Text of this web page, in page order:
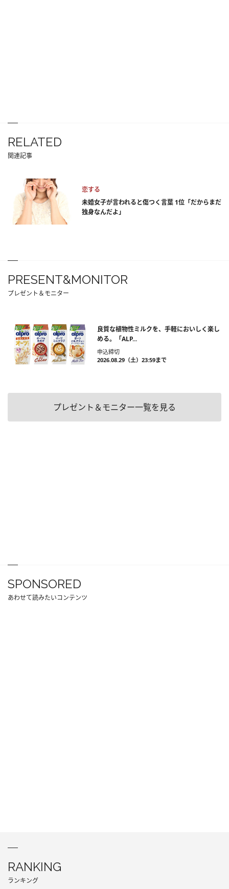
RELATED
関連記事
恋する
未婚女子が言われると傷つく言葉 1位「だからまだ
独身なんだよ」
PRESENT&MONITOR
プレゼント＆モニター
良質な植物性ミルクを、手軽においしく楽し
める。「ALP...
申込締切
2026.08.29（土）23:59まで
プレゼント＆モニター一覧を見る
SPONSORED
あわせて読みたいコンテンツ
RANKING
ランキング